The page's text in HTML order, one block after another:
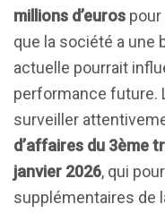
millions d’euros
que la société a une
actuelle pourrait
performance future.
surveiller
d’affaires du 3ème
janvier 2026, qui
supplémentaires de